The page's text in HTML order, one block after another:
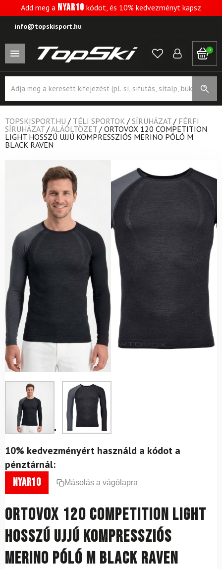
Add meg a NYAR10 kódot, és 10% kedvezményt kapsz
info@topskisport.hu
0
search
TOPSKISPORT.HU / TÉLI SPORTOK / SÍRUHÁZAT / FÉRFI
SÍRUHÁZAT /ALÁÖLTÖZET / ORTOVOX 120 COMPETITION
LIGHT HOSSZÚ UJJÚ KOMPRESSZIÓS MERINO PÓLÓ M
BLACK RAVEN
10% kedvezményért használd a kódot a
pénztárnál:
nyar10 Másolás a vágólapra
ORTOVOX 120 Competition Light
hosszú ujjú kompressziós
Merino póló M Black Raven